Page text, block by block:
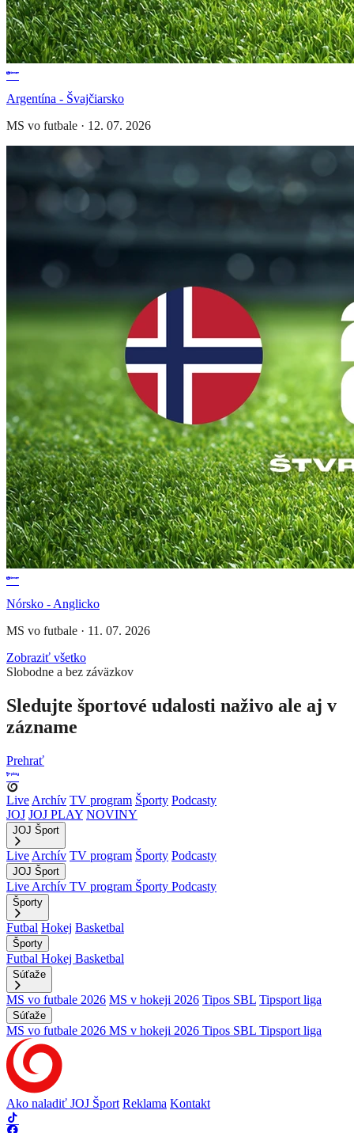
Argentína - Švajčiarsko
MS vo futbale · 12. 07. 2026
Nórsko - Anglicko
MS vo futbale · 11. 07. 2026
Zobraziť všetko
Slobodne a bez záväzkov
Sledujte športové udalosti naživo ale aj v
zázname
Prehrať
Live Archív TV program Športy Podcasty
JOJ JOJ PLAY NOVINY
JOJ Šport
Live Archív TV program Športy Podcasty
JOJ Šport
Live Archív TV program Športy Podcasty
Športy
Futbal Hokej Basketbal
Športy
Futbal Hokej Basketbal
Súťaže
MS vo futbale 2026 MS v hokeji 2026 Tipos SBL Tipsport liga
Súťaže
MS vo futbale 2026 MS v hokeji 2026 Tipos SBL Tipsport liga
Ako naladiť JOJ Šport Reklama Kontakt